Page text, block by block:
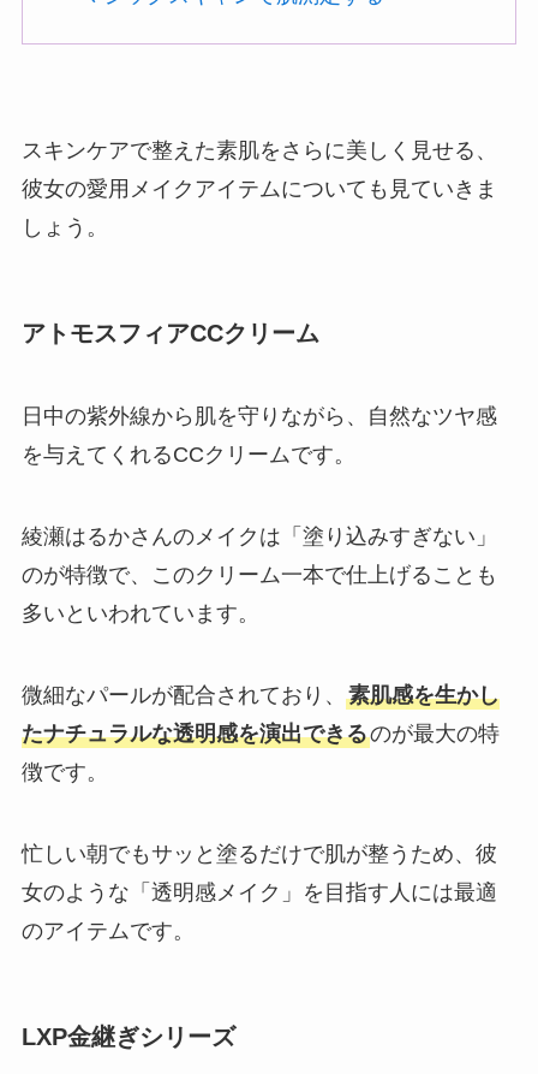
スキンケアで整えた素肌をさらに美しく見せる、
彼女の愛用メイクアイテムについても見ていきま
しょう。
アトモスフィアCCクリーム
日中の紫外線から肌を守りながら、自然なツヤ感
を与えてくれるCCクリームです。
綾瀬はるかさんのメイクは「塗り込みすぎない」
のが特徴で、このクリーム一本で仕上げることも
多いといわれています。
微細なパールが配合されており、 素肌感を生かし
たナチュラルな透明感を演出できるのが最大の特
徴です。
忙しい朝でもサッと塗るだけで肌が整うため、彼
女のような「透明感メイク」を目指す人には最適
のアイテムです。
LXP金継ぎシリーズ